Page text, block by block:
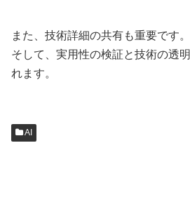
また、技術詳細の共有も重要です。
そして、実用性の検証と技術の透
れます。
AI